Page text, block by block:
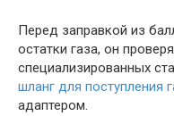
Перед заправкой из
остатки газа, он
специализированных
шланг для поступления
адаптером.